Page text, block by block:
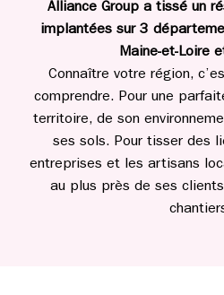
Alliance Group a tissé un
implantées sur 3
Maine-et-Loire
Connaître votre région,
comprendre. Pour une
territoire, de son
ses sols. Pour tisser des
entreprises et les artisans
au plus près de ses